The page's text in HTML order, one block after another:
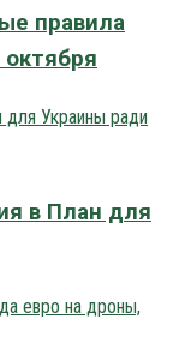
правила
октября
в План для